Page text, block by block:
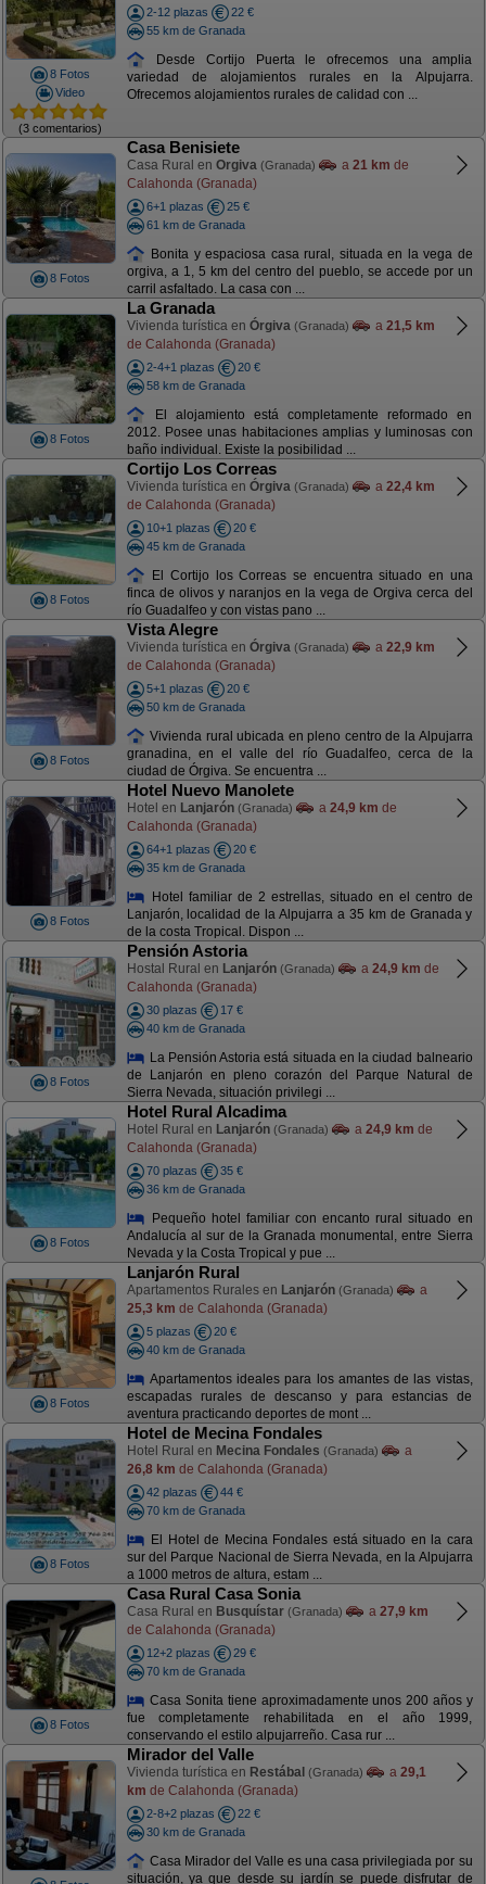
8 Fotos
Video
(3 comentarios)
2-12 plazas
22 €
55 km de Granada
Desde Cortijo Puerta le ofrecemos una amplia
variedad de alojamientos rurales en la Alpujarra.
Ofrecemos alojamientos rurales de calidad con ...
8 Fotos
Casa Benisiete
Casa Rural en Orgiva (Granada) a 21 km de
Calahonda (Granada)
6+1 plazas
25 €
61 km de Granada
Bonita y espaciosa casa rural, situada en la vega de
orgiva, a 1, 5 km del centro del pueblo, se accede por un
carril asfaltado. La casa con ...
8 Fotos
La Granada
Vivienda turística en Órgiva (Granada) a 21,5 km
de Calahonda (Granada)
2-4+1 plazas
20 €
58 km de Granada
El alojamiento está completamente reformado en
2012. Posee unas habitaciones amplias y luminosas con
baño individual. Existe la posibilidad ...
8 Fotos
Cortijo Los Correas
Vivienda turística en Órgiva (Granada) a 22,4 km
de Calahonda (Granada)
10+1 plazas
20 €
45 km de Granada
El Cortijo los Correas se encuentra situado en una
finca de olivos y naranjos en la vega de Orgiva cerca del
río Guadalfeo y con vistas pano ...
8 Fotos
Vista Alegre
Vivienda turística en Órgiva (Granada) a 22,9 km
de Calahonda (Granada)
5+1 plazas
20 €
50 km de Granada
Vivienda rural ubicada en pleno centro de la Alpujarra
granadina, en el valle del río Guadalfeo, cerca de la
ciudad de Órgiva. Se encuentra ...
8 Fotos
Hotel Nuevo Manolete
Hotel en Lanjarón (Granada) a 24,9 km de
Calahonda (Granada)
64+1 plazas
20 €
35 km de Granada
Hotel familiar de 2 estrellas, situado en el centro de
Lanjarón, localidad de la Alpujarra a 35 km de Granada y
de la costa Tropical. Dispon ...
8 Fotos
Pensión Astoria
Hostal Rural en Lanjarón (Granada) a 24,9 km de
Calahonda (Granada)
30 plazas
17 €
40 km de Granada
La Pensión Astoria está situada en la ciudad balneario
de Lanjarón en pleno corazón del Parque Natural de
Sierra Nevada, situación privilegi ...
8 Fotos
Hotel Rural Alcadima
Hotel Rural en Lanjarón (Granada) a 24,9 km de
Calahonda (Granada)
70 plazas
35 €
36 km de Granada
Pequeño hotel familiar con encanto rural situado en
Andalucía al sur de la Granada monumental, entre Sierra
Nevada y la Costa Tropical y pue ...
8 Fotos
Lanjarón Rural
Apartamentos Rurales en Lanjarón (Granada)
a
25,3 km de Calahonda (Granada)
5 plazas
20 €
40 km de Granada
Apartamentos ideales para los amantes de las vistas,
escapadas rurales de descanso y para estancias de
aventura practicando deportes de mont ...
8 Fotos
Hotel de Mecina Fondales
Hotel Rural en Mecina Fondales (Granada)
a
26,8 km de Calahonda (Granada)
42 plazas
44 €
70 km de Granada
El Hotel de Mecina Fondales está situado en la cara
sur del Parque Nacional de Sierra Nevada, en la Alpujarra
a 1000 metros de altura, estam ...
8 Fotos
Casa Rural Casa Sonia
Casa Rural en Busquístar (Granada) a 27,9 km
de Calahonda (Granada)
12+2 plazas
29 €
70 km de Granada
Casa Sonita tiene aproximadamente unos 200 años y
fue completamente rehabilitada en el año 1999,
conservando el estilo alpujarreño. Casa rur ...
Mirador del Valle
Vivienda turística en Restábal (Granada) a 29,1
km de Calahonda (Granada)
2-8+2 plazas
22 €
30 km de Granada
Casa Mirador del Valle es una casa privilegiada por su
situación, ya que desde su jardín se puede disfrutar de